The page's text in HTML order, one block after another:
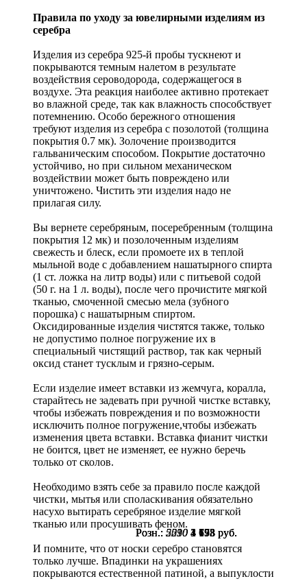
Розн.: 5010 3 758 руб.
Розн.: 5590 4 193 руб.
Розн.: 2230 1 673 руб.
Правила по уходу за ювелирными изделиям из
серебра
Изделия из серебра 925-й пробы тускнеют и
покрываются темным налетом в результате
воздействия сероводорода, содержащегося в
воздухе. Эта реакция наиболее активно протекает
во влажной среде, так как влажность способствует
потемнению. Особо бережного отношения
требуют изделия из серебра с позолотой (толщина
покрытия 0.7 мк). Золочение производится
гальваническим способом. Покрытие достаточно
устойчиво, но при сильном механическом
воздействии может быть повреждено или
уничтожено. Чистить эти изделия надо не
прилагая силу.
Вы вернете серебряным, посеребренным (толщина
покрытия 12 мк) и позолоченным изделиям
свежесть и блеск, если промоете их в теплой
мыльной воде с добавлением нашатырного спирта
(1 ст. ложка на литр воды) или с питьевой содой
(50 г. на 1 л. воды), после чего прочистите мягкой
тканью, смоченной смесью мела (зубного
порошка) с нашатырным спиртом.
Оксидированные изделия чистятся также, только
не допустимо полное погружение их в
специальный чистящий раствор, так как черный
оксид станет тусклым и грязно-серым.
Если изделие имеет вставки из жемчуга, коралла,
старайтесь не задевать при ручной чистке вставку,
чтобы избежать повреждения и по возможности
исключить полное погружение,чтобы избежать
изменения цвета вставки. Вставка фианит чистки
не боится, цвет не изменяет, ее нужно беречь
только от сколов.
Необходимо взять себе за правило после каждой
чистки, мытья или споласкивания обязательно
насухо вытирать серебряное изделие мягкой
тканью или просушивать феном.
И помните, что от носки серебро становятся
только лучше. Впадинки на украшениях
покрываются естественной патиной, а выпуклости